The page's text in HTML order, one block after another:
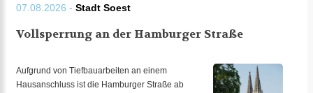
07.08.2026 - Stadt Soest
Vollsperrung an der Hamburger Straße
Aufgrund von Tiefbauarbeiten an einem
Hausanschluss ist die Hamburger Straße ab